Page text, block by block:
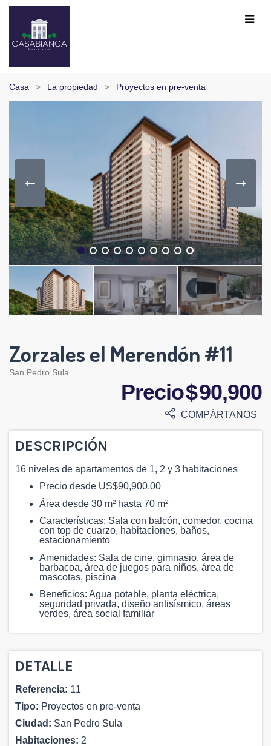
Casa La propiedad Proyectos en pre-venta
Zorzales el Merendón #11
San Pedro Sula
Precio $ 90,900
COMPÁRTANOS
DESCRIPCIÓN
16 niveles de apartamentos de 1, 2 y 3 habitaciones
Precio desde US$90,900.00
Área desde 30 m² hasta 70 m²
Características: Sala con balcón, comedor, cocina
con top de cuarzo, habitaciones, baños,
estacionamiento
Amenidades: Sala de cine, gimnasio, área de
barbacoa, área de juegos para niños, área de
mascotas, piscina
Beneficios: Agua potable, planta eléctrica,
seguridad privada, diseño antisísmico, áreas
verdes, área social familiar
DETALLE
Referencia: 11
Tipo: Proyectos en pre-venta
Ciudad: San Pedro Sula
Habitaciones: 2